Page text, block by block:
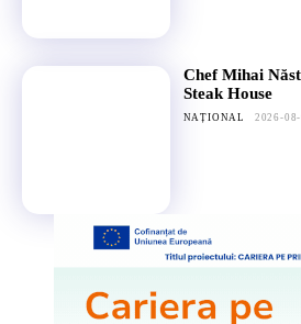
Chef Mihai
Steak House
NAȚIONAL 2026-08-